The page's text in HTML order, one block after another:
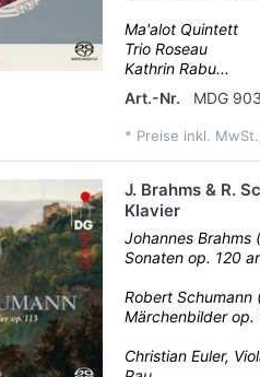
Ma'alot Quintett
Trio Roseau
Kathrin Rabu...
Art.-Nr.
MDG
* Preise inkl.
J. Brahms & R.
Klavier
Johannes Brahms
Sonaten op. 120
Robert Schumann
Märchenbilder op.
Christian Euler,